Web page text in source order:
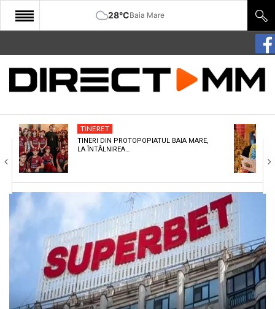
28°CBaia Mare
START
COMUNITATE
CULTURA
ECONOMIE
SANATATE
SPECIAL
POLITIC
TINERET
TINERI DIN PROTOPOPIATUL BAIA MARE,
LA ÎNTÂLNIREA…